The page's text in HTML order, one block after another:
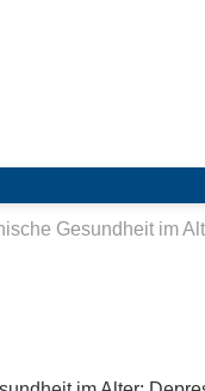
Gesundheit im